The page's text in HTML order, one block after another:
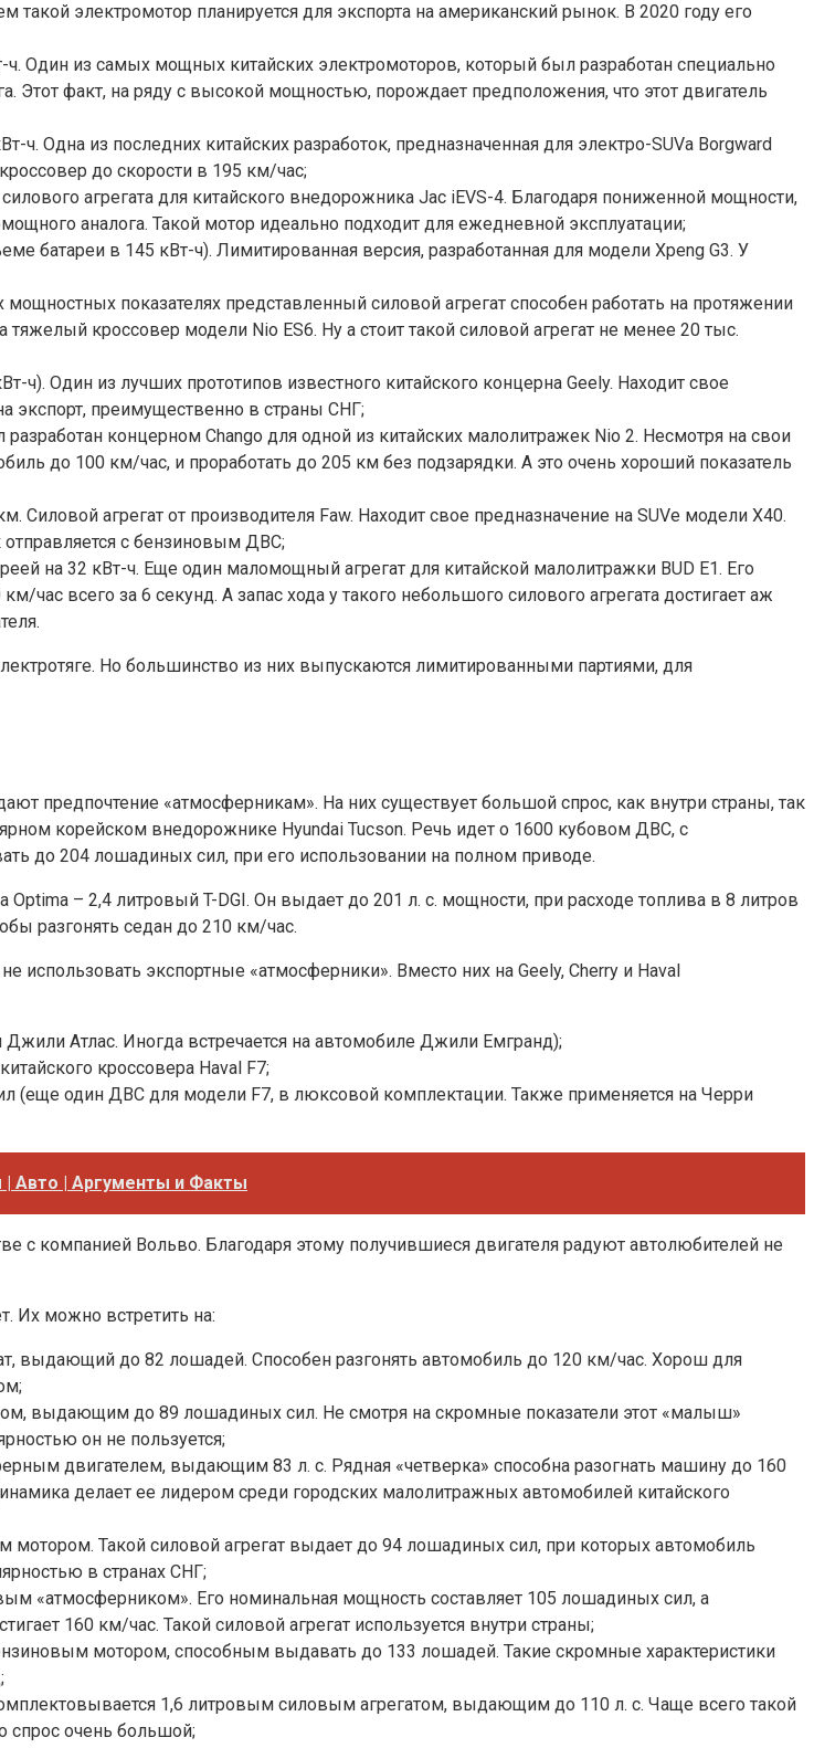
электромотор планируется для экспорта на американский рынок. В 2020 году его
Один из самых мощных китайских электромоторов, который был разработан специально
Этот факт, на ряду с высокой мощностью, порождает предположения, что этот двигатель
Одна из последних китайских разработок, предназначенная для электро-SUVa Borgward
до скорости в 195 км/час;
агрегата для китайского внедорожника Jac iEVS-4. Благодаря пониженной мощности,
аналога. Такой мотор идеально подходит для ежедневной эксплуатации;
батареи в 145 кВт-ч). Лимитированная версия, разработанная для модели Xpeng G3. У
показателях представленный силовой агрегат способен работать на протяжении
тяжелый кроссовер модели Nio ES6. Ну а стоит такой силовой агрегат не менее 20 тыс.
Один из лучших прототипов известного китайского концерна Geely. Находит свое
экспорт, преимущественно в страны СНГ;
концерном Chango для одной из китайских малолитражек Nio 2. Несмотря на свои
до 100 км/час, и проработать до 205 км без подзарядки. А это очень хороший показатель
агрегат от производителя Faw. Находит свое предназначение на SUVе модели Х40.
отправляется с бензиновым ДВС;
на 32 кВт-ч. Еще один маломощный агрегат для китайской малолитражки BUD E1. Его
час всего за 6 секунд. А запас хода у такого небольшого силового агрегата достигает аж
Но большинство из них выпускаются лимитированными партиями, для
предпочтение «атмосферникам». На них существует большой спрос, как внутри страны, так
корейском внедорожнике Hyundai Tucson. Речь идет о 1600 кубовом ДВС, с
до 204 лошадиных сил, при его использовании на полном приводе.
– 2,4 литровый T-DGI. Он выдает до 201 л. с. мощности, при расходе топлива в 8 литров
разгонять седан до 210 км/час.
использовать экспортные «атмосферники». Вместо них на Geely, Cherry и Haval
Атлас. Иногда встречается на автомобиле Джили Емгранд);
кроссовера Haval F7;
один ДВС для модели F7, в люксовой комплектации. Также применяется на Черри
| Авто | Аргументы и Факты
с компанией Вольво. Благодаря этому получившиеся двигателя радуют автолюбителей не
Их можно встретить на:
выдающий до 82 лошадей. Способен разгонять автомобиль до 120 км/час. Хорош для
выдающим до 89 лошадиных сил. Не смотря на скромные показатели этот «малыш»
он не пользуется;
двигателем, выдающим 83 л. с. Рядная «четверка» способна разогнать машину до 160
делает ее лидером среди городских малолитражных автомобилей китайского
Такой силовой агрегат выдает до 94 лошадиных сил, при которых автомобиль
в странах СНГ;
«атмосферником». Его номинальная мощность составляет 105 лошадиных сил, а
160 км/час. Такой силовой агрегат используется внутри страны;
мотором, способным выдавать до 133 лошадей. Такие скромные характеристики
1,6 литровым силовым агрегатом, выдающим до 110 л. с. Чаще всего такой
спрос очень большой;